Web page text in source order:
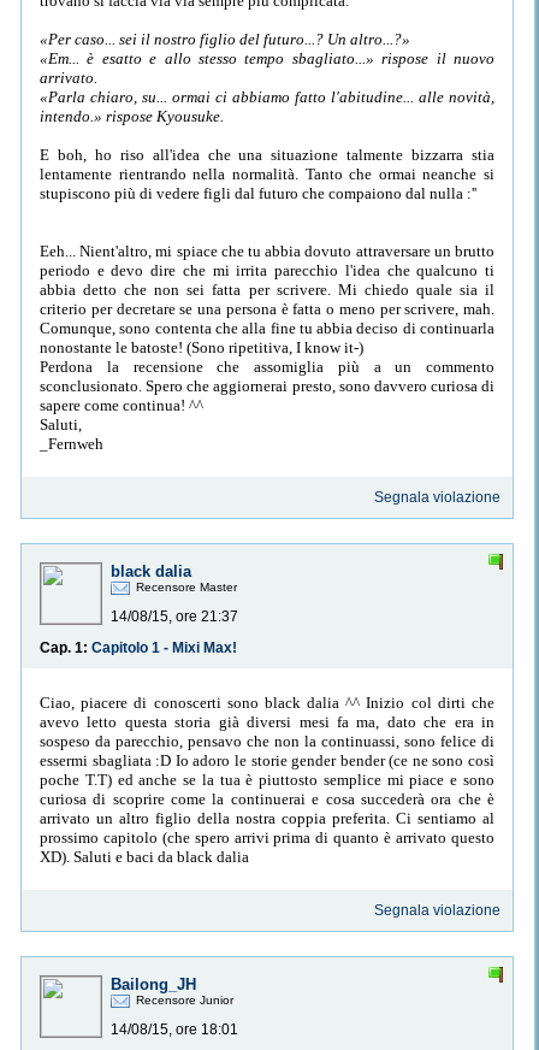
«Per caso... sei il nostro figlio del futuro...? Un altro...?»
«Em... è esatto e allo stesso tempo sbagliato...» rispose il nuovo
arrivato.
«Parla chiaro, su... ormai ci abbiamo fatto l'abitudine... alle novità,
intendo.» rispose Kyousuke.
E boh, ho riso all'idea che una situazione talmente bizzarra stia
lentamente rientrando nella normalità. Tanto che ormai neanche si
stupiscono più di vedere figli dal futuro che compaiono dal nulla :''
Eeh... Nient'altro, mi spiace che tu abbia dovuto attraversare un brutto
periodo e devo dire che mi irrita parecchio l'idea che qualcuno ti
abbia detto che non sei fatta per scrivere. Mi chiedo quale sia il
criterio per decretare se una persona è fatta o meno per scrivere, mah.
Comunque, sono contenta che alla fine tu abbia deciso di continuarla
nonostante le batoste! (Sono ripetitiva, I know it-)
Perdona la recensione che assomiglia più a un commento
sconclusionato. Spero che aggiornerai presto, sono davvero curiosa di
sapere come continua! ^^
Saluti,
_Fernweh
Segnala violazione
black dalia
Recensore Master
14/08/15, ore 21:37
Cap. 1: Capitolo 1 - Mixi Max!
Ciao, piacere di conoscerti sono black dalia ^^ Inizio col dirti che
avevo letto questa storia già diversi mesi fa ma, dato che era in
sospeso da parecchio, pensavo che non la continuassi, sono felice di
essermi sbagliata :D Io adoro le storie gender bender (ce ne sono così
poche T.T) ed anche se la tua è piuttosto semplice mi piace e sono
curiosa di scoprire come la continuerai e cosa succederà ora che è
arrivato un altro figlio della nostra coppia preferita. Ci sentiamo al
prossimo capitolo (che spero arrivi prima di quanto è arrivato questo
XD). Saluti e baci da black dalia
Segnala violazione
Bailong_JH
Recensore Junior
14/08/15, ore 18:01